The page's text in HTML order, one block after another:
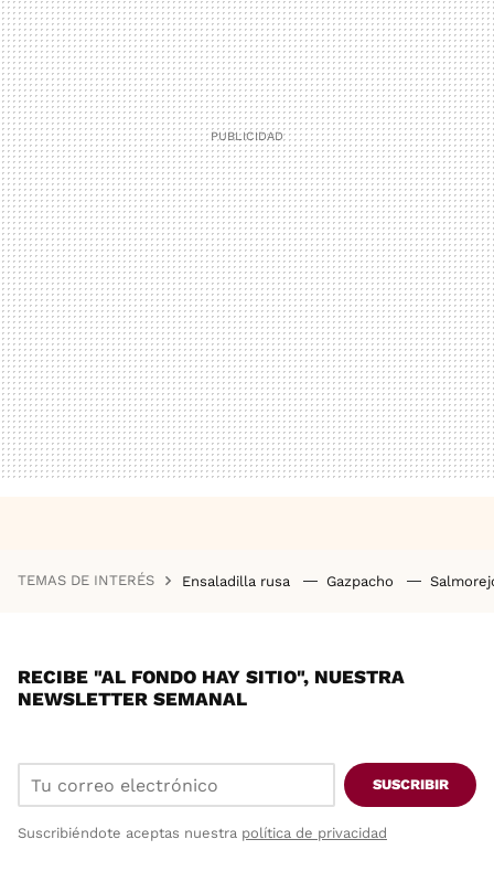
TEMAS DE INTERÉS Ensaladilla rusa Gazpacho
RECIBE "AL FONDO HAY SITIO", NUESTRA
NEWSLETTER SEMANAL
SUSCRIBIR
Suscribiéndote aceptas nuestra política de privacidad